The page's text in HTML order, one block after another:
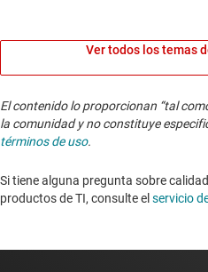
Ver todos los temas
El contenido lo proporcionan “tal
la comunidad y no constituye
términos de uso.
Si tiene alguna pregunta sobre
productos de TI, consulte el servicio